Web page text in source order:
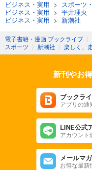
ビジネス・実用 > スポーツ
ビジネス・実用 > 平井理央
ビジネス・実用 > 新潮社
電子書籍・漫画 ブックライブ 〉
スポーツ 〉 新潮社 〉 楽しく、走
新刊やお
ブックラ
アプリの通
LINE公式
アカウント
メールマ
お得な最新